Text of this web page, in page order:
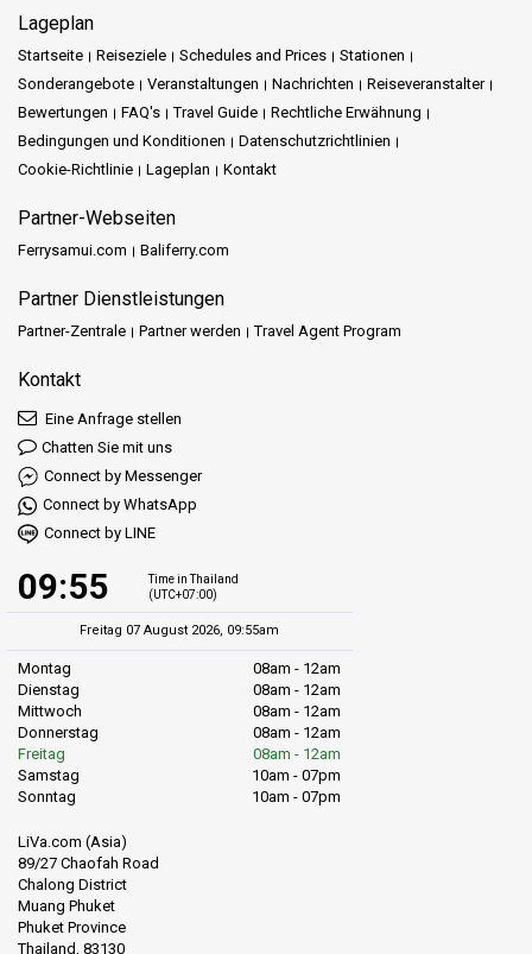
Lageplan
Startseite Reiseziele Schedules and Prices
Stationen
Sonderangebote
Veranstaltungen Nachrichten
Reiseveranstalter
Bewertungen
FAQ's Travel Guide
Rechtliche Erwähnung
Bedingungen und Konditionen
Datenschutzrichtlinien
Cookie-Richtlinie
Lageplan Kontakt
Partner-Webseiten
Ferrysamui.com Baliferry.com
Partner Dienstleistungen
Partner-Zentrale Partner werden Travel Agent Program
Kontakt
Eine Anfrage stellen
Chatten Sie mit uns
Connect by Messenger
Connect by WhatsApp
Connect by LINE
09:55
Time in Thailand
(UTC+07:00)
Freitag 07 August 2026, 09:55am
Montag
08am - 12am
Dienstag
08am - 12am
Mittwoch
08am - 12am
Donnerstag
08am - 12am
Freitag
08am - 12am
Samstag
10am - 07pm
Sonntag
10am - 07pm
LiVa.com (Asia)
89/27 Chaofah Road
Chalong District
Muang Phuket
Phuket Province
Thailand, 83130